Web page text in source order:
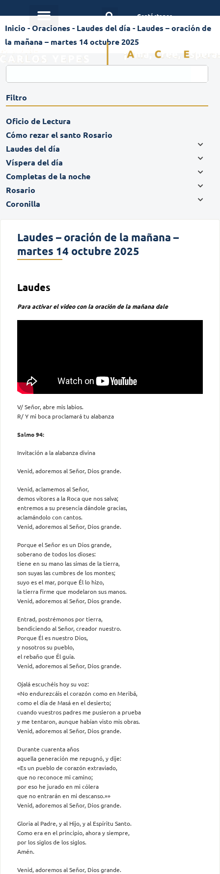
Contáctanos
Inicio -Oraciones - Laudes del día - Laudes – oración de
la mañana – martes 14 octubre 2025
Filtro
Oficio de Lectura
Cómo rezar el santo Rosario
Laudes del día
Víspera del día
Completas de la noche
Rosario
Coronilla
Laudes – oración de la mañana –
martes 14 octubre 2025
Laudes
Para activar el video con la oración de la mañana dale
V/ Señor, abre mis labios.
R/ Y mi boca proclamará tu alabanza
Salmo 94:
Invitación a la alabanza divina
Venid, adoremos al Señor, Dios grande.
Venid, aclamemos al Señor,
demos vítores a la Roca que nos salva;
entremos a su presencia dándole gracias,
aclamándolo con cantos.
Venid, adoremos al Señor, Dios grande.
Porque el Señor es un Dios grande,
soberano de todos los dioses:
tiene en su mano las simas de la tierra,
son suyas las cumbres de los montes;
suyo es el mar, porque Él lo hizo,
la tierra firme que modelaron sus manos.
Venid, adoremos al Señor, Dios grande.
Entrad, postrémonos por tierra,
bendiciendo al Señor, creador nuestro.
Porque Él es nuestro Dios,
y nosotros su pueblo,
el rebaño que Él guía.
Venid, adoremos al Señor, Dios grande.
Ojalá escuchéis hoy su voz:
«No endurezcáis el corazón como en Meribá,
como el día de Masá en el desierto;
cuando vuestros padres me pusieron a prueba
y me tentaron, aunque habían visto mis obras.
Venid, adoremos al Señor, Dios grande.
Durante cuarenta años
aquella generación me repugnó, y dije:
«Es un pueblo de corazón extraviado,
que no reconoce mi camino;
por eso he jurado en mi cólera
que no entrarán en mi descanso.»»
Venid, adoremos al Señor, Dios grande.
Gloria al Padre, y al Hijo, y al Espíritu Santo.
Como era en el principio, ahora y siempre,
por los siglos de los siglos.
Amén.
Venid, adoremos al Señor, Dios grande.